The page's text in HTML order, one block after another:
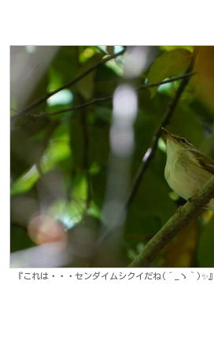
『これは・・・センダイムシクイだね(´_ゝ｀)✨』